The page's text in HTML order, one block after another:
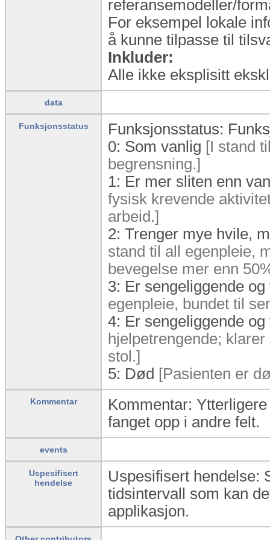
referansemodeller/
For eksempel lokale
å kunne tilpasse til
Inkluder:
Alle ikke eksplisitt
data
Funksjonsstatus
Funksjonsstatus:
0: Som vanlig [I stand
begrensning.]
1: Er mer sliten enn
fysisk krevende
arbeid.]
2: Trenger mye hvile,
stand til all egenpleie,
bevegelse mer enn
3: Er sengeliggende
egenpleie, bundet til
4: Er sengeliggende
hjelpetrengende;
stol.]
5: Død [Pasienten er
Kommentar
Kommentar:
fanget opp i andre felt.
events
Uspesifisert
hendelse
Uspesifisert hendelse:
tidsintervall som kan
applikasjon.